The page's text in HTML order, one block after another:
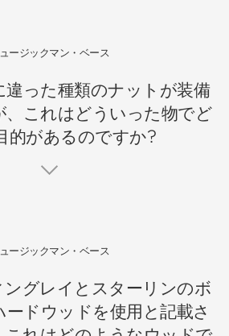
ージックマン・ベース
違った種類のナットが装備
、これはどういった物でど
的があるのですか?
ージックマン・ベース
グレイとスターリンのボ
ドウッドを使用と記載さ